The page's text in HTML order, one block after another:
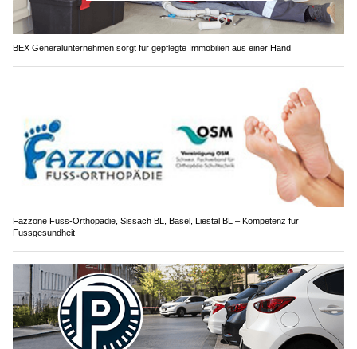
BEX Generalunternehmen sorgt für gepflegte Immobilien aus einer Hand
Fazzone Fuss-Orthopädie, Sissach BL, Basel, Liestal BL – Kompetenz für
Fussgesundheit